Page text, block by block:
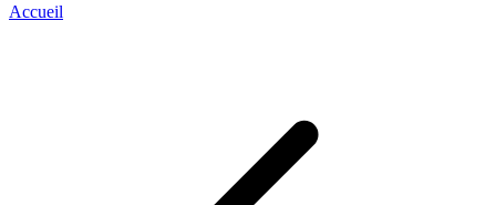
Accueil